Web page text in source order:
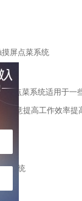
屏点菜系统
屏点菜系统适用于一
有意提高工作效率
系统